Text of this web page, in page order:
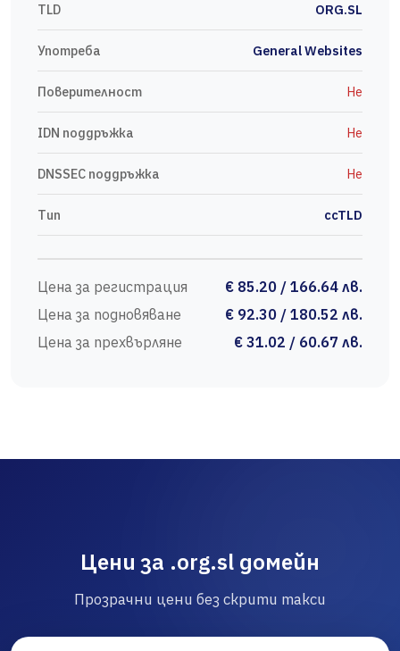
TLD ORG.SL
Употреба General Websites
Поверителност Не
IDN поддръжка Не
DNSSEC поддръжка Не
Тип ccTLD
Цена за регистрация
€ 85.20 / 166.64 лв.
Цена за подновяване
€ 92.30 / 180.52 лв.
Цена за прехвърляне
€ 31.02 / 60.67 лв.
Цени за .org.sl домейн
Прозрачни цени без скрити такси